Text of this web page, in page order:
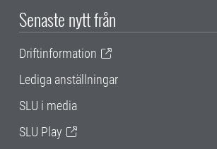
Senaste nytt från
Driftinformation
Lediga anställningar
SLU i media
SLU Play